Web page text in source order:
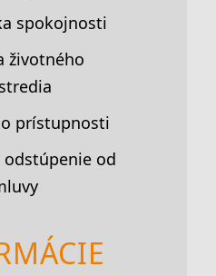
spokojnosti
životného
prístupnosti
odstúpenie od